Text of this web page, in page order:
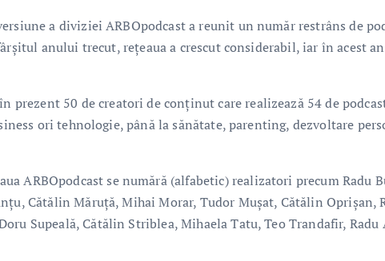
a diviziei ARBOpodcast a reunit un număr restrâns de
anului trecut, rețeaua a crescut considerabil, iar în acest
prezent 50 de creatori de conținut care realizează 54 de
ori tehnologie, până la sănătate, parenting, dezvoltare
ARBOpodcast se numără (alfabetic) realizatori precum Radu
Cătălin Măruță, Mihai Morar, Tudor Mușat, Cătălin Oprișan,
Supeală, Cătălin Striblea, Mihaela Tatu, Teo Trandafir,